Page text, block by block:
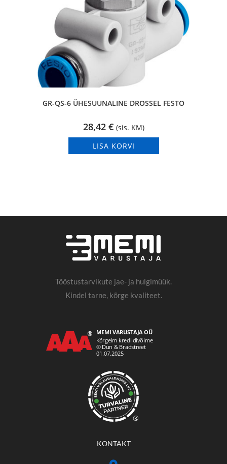
GR-QS-6 ÜHESUUNALINE DROSSEL FESTO
28,42 € (sis. KM)
LISA KORVI
Tööstustarvikute jae- ja hulgimüük.
Kindel tarne, kõrge kvaliteet.
®
KONTAKT